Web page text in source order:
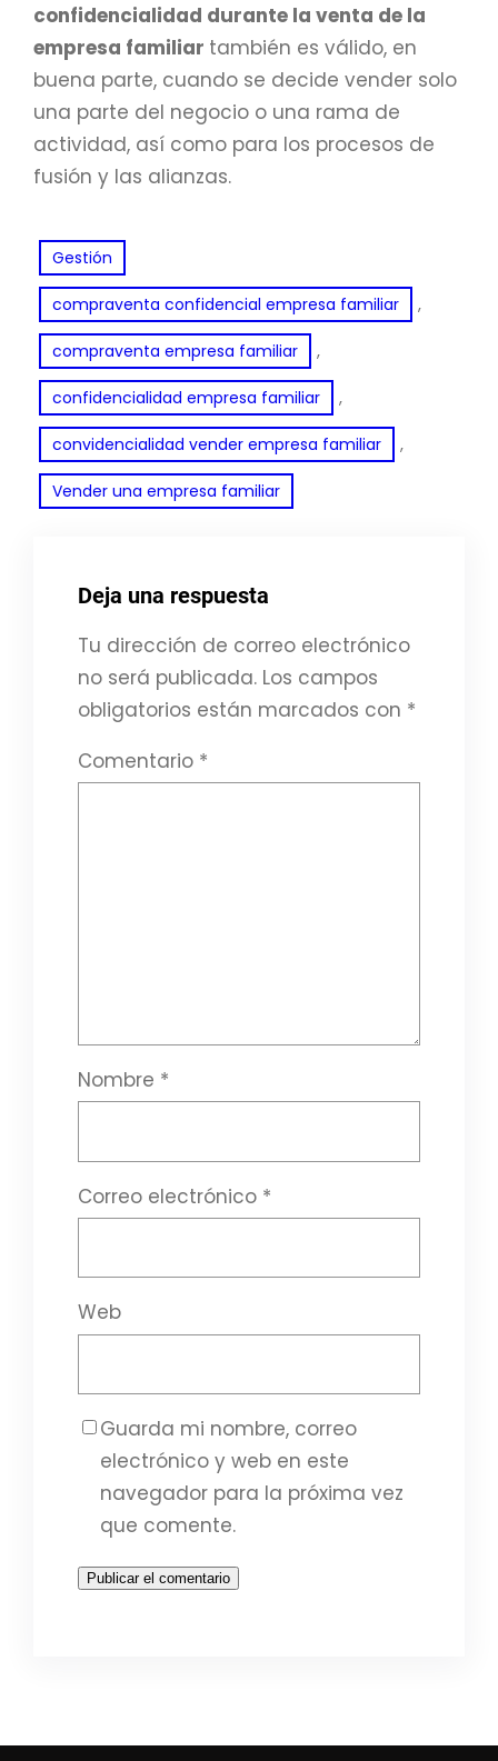
confidencialidad durante la venta de la
empresa familiar también es válido, en
buena parte, cuando se decide vender solo
una parte del negocio o una rama de
actividad, así como para los procesos de
fusión y las alianzas.
Gestión
compraventa confidencial empresa familiar ,
compraventa empresa familiar ,
confidencialidad empresa familiar ,
convidencialidad vender empresa familiar ,
Vender una empresa familiar
Deja una respuesta
Tu dirección de correo electrónico
no será publicada. Los campos
obligatorios están marcados con *
Comentario *
Nombre *
Correo electrónico *
Web
Guarda mi nombre, correo
electrónico y web en este
navegador para la próxima vez
que comente.